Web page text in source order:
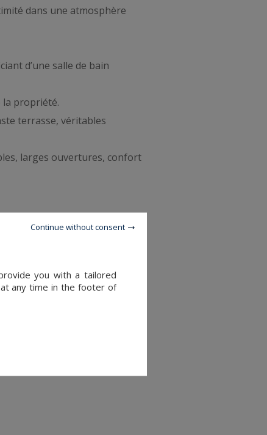
dans une atmosphère
d’une salle de bain
la propriété.
terrasse, véritables
larges ouvertures, confort
you with a tailored
any time in the footer of
Continue without consent